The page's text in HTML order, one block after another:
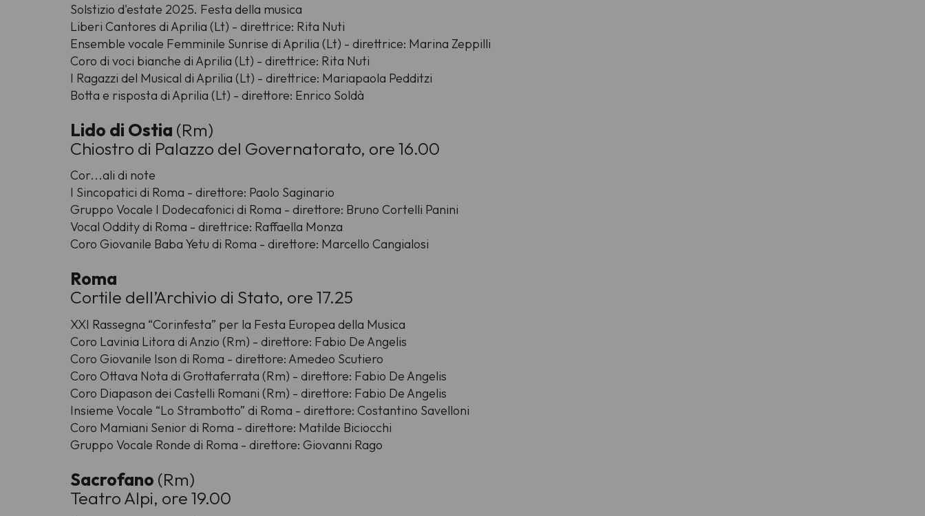
Solstizio d'estate 2025. Festa della musica
Liberi Cantores di Aprilia (Lt) - direttrice: Rita Nuti
Ensemble vocale Femminile Sunrise di Aprilia (Lt) - direttrice: Marina Zeppilli
Coro di voci bianche di Aprilia (Lt) - direttrice: Rita Nuti
I Ragazzi del Musical di Aprilia (Lt) - direttrice: Mariapaola Pedditzi
Botta e risposta di Aprilia (Lt) - direttore: Enrico Soldà
Lido di Ostia (Rm)
Chiostro di Palazzo del Governatorato, ore 16.00
Cor...ali di note
I Sincopatici di Roma - direttore: Paolo Saginario
Gruppo Vocale I Dodecafonici di Roma - direttore: Bruno Cortelli Panini
Vocal Oddity di Roma - direttrice: Raffaella Monza
Coro Giovanile Baba Yetu di Roma - direttore: Marcello Cangialosi
Roma
Cortile dell’Archivio di Stato, ore 17.25
XXI Rassegna “Corinfesta” per la Festa Europea della Musica
Coro Lavinia Litora di Anzio (Rm) - direttore: Fabio De Angelis
Coro Giovanile Ison di Roma - direttore: Amedeo Scutiero
Coro Ottava Nota di Grottaferrata (Rm) - direttore: Fabio De Angelis
Coro Diapason dei Castelli Romani (Rm) - direttore: Fabio De Angelis
Insieme Vocale “Lo Strambotto” di Roma - direttore: Costantino Savelloni
Coro Mamiani Senior di Roma - direttore: Matilde Biciocchi
Gruppo Vocale Ronde di Roma - direttore: Giovanni Rago
Sacrofano (Rm)
Teatro Alpi, ore 19.00